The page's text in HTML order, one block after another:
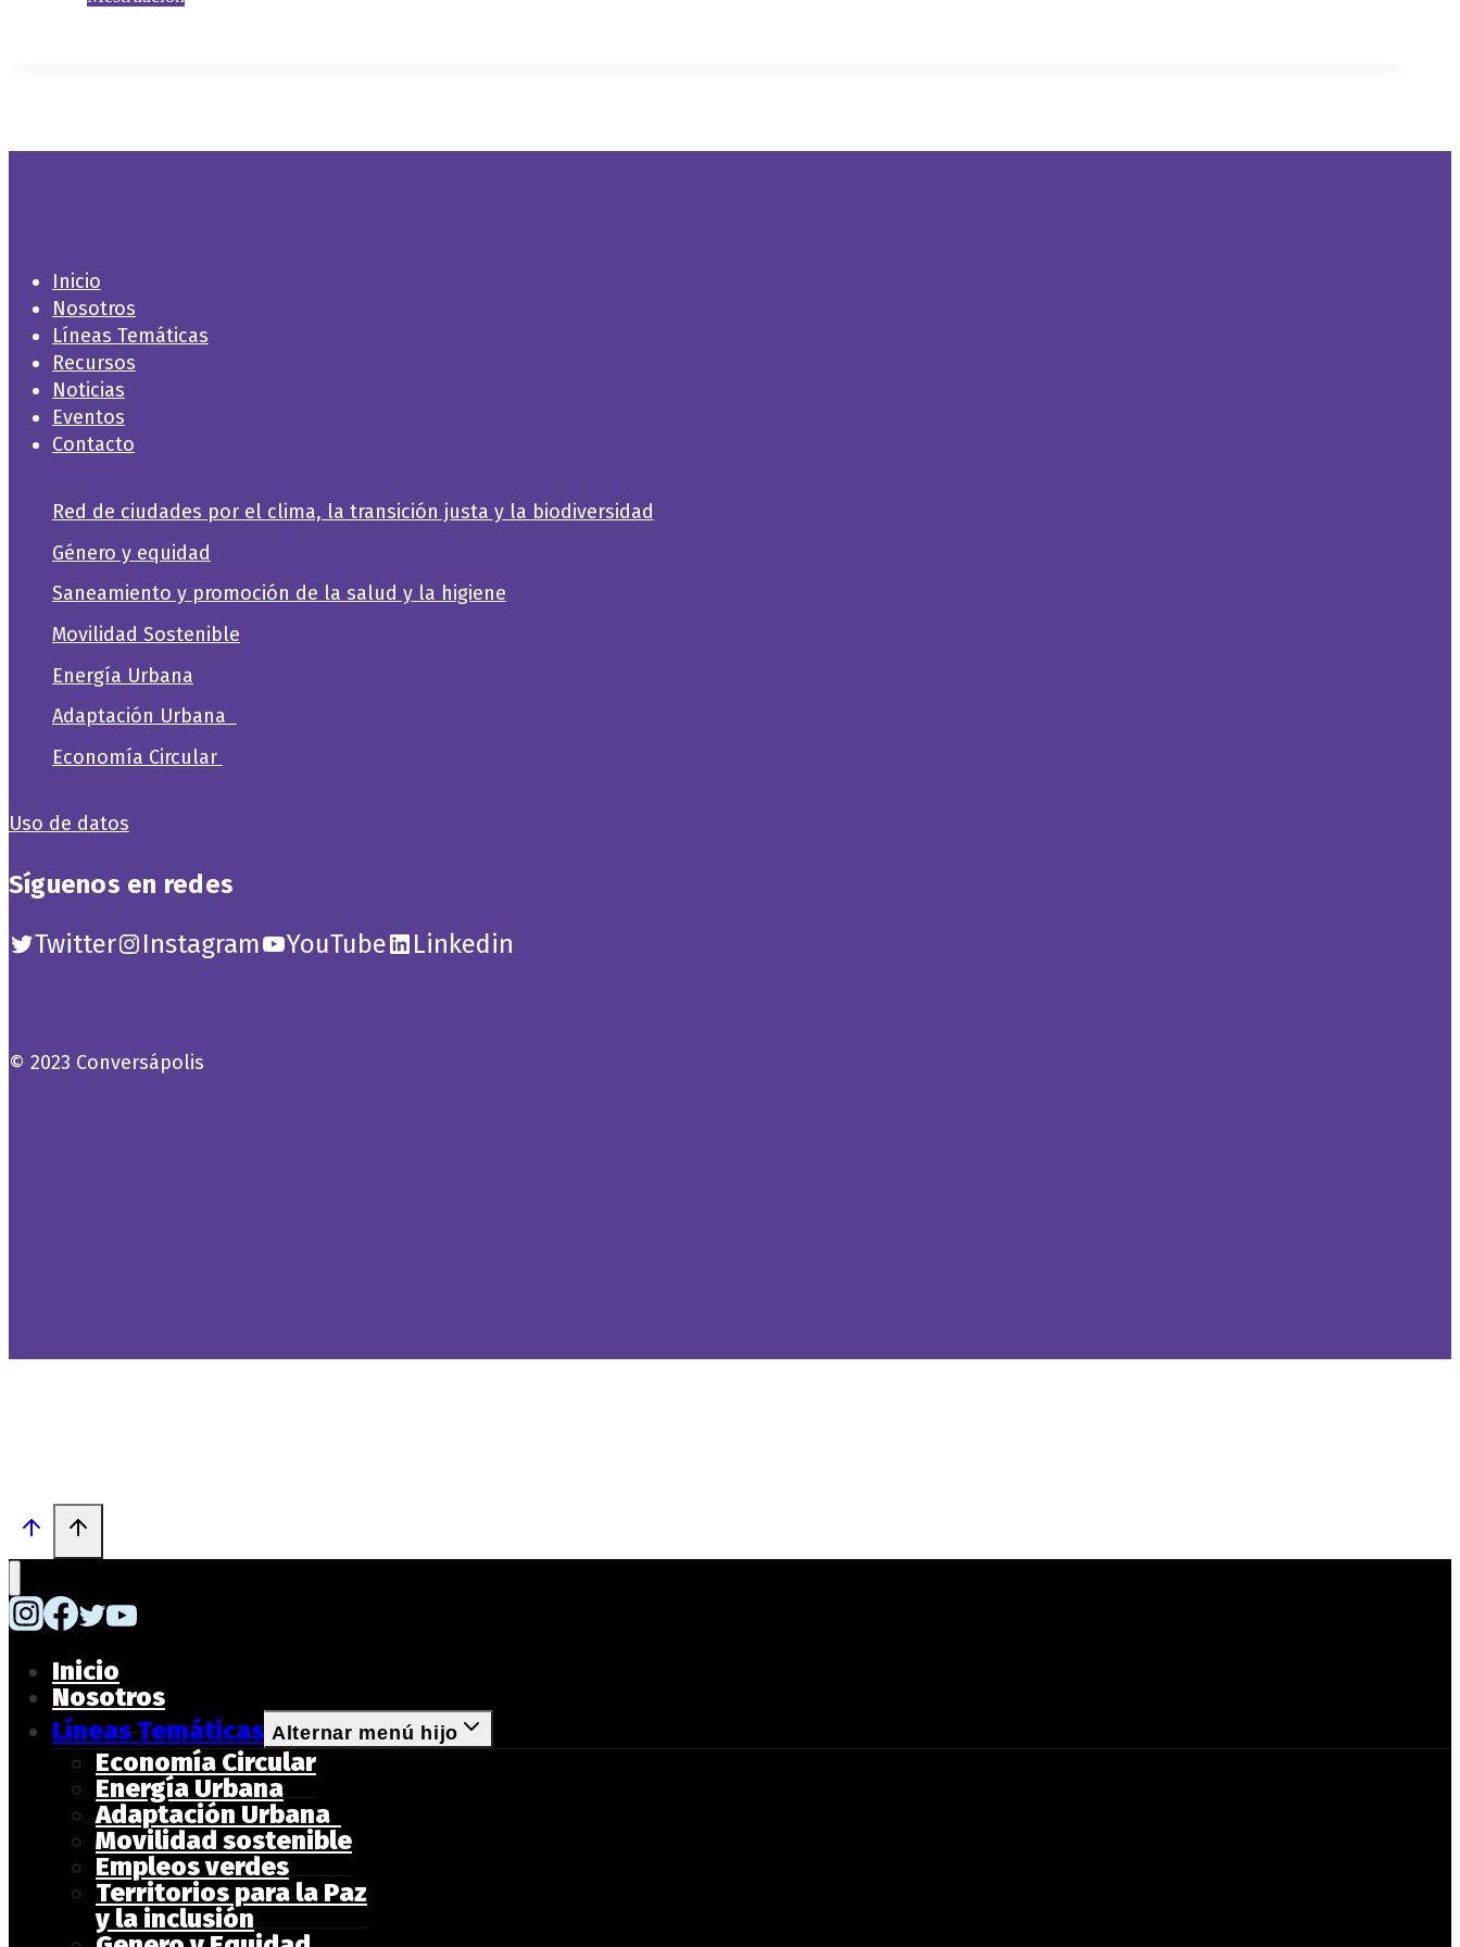
Inicio
Nosotros
Líneas Temáticas
Recursos
Noticias
Eventos
Contacto
Red de ciudades por el clima, la transición justa y la biodiversidad
Género y equidad
Saneamiento y promoción de la salud y la higiene
Movilidad Sostenible
Energía Urbana
Adaptación Urbana
Economía Circular
Uso de datos
Síguenos en redes
Twitter
Instagram YouTube Linkedin
© 2023 Conversápolis
Inicio
Nosotros
Líneas Temáticas Alternar menú hijo
Economía Circular
Energía Urbana
Adaptación Urbana
Movilidad sostenible
Empleos verdes
Territorios para la Paz
y la inclusión